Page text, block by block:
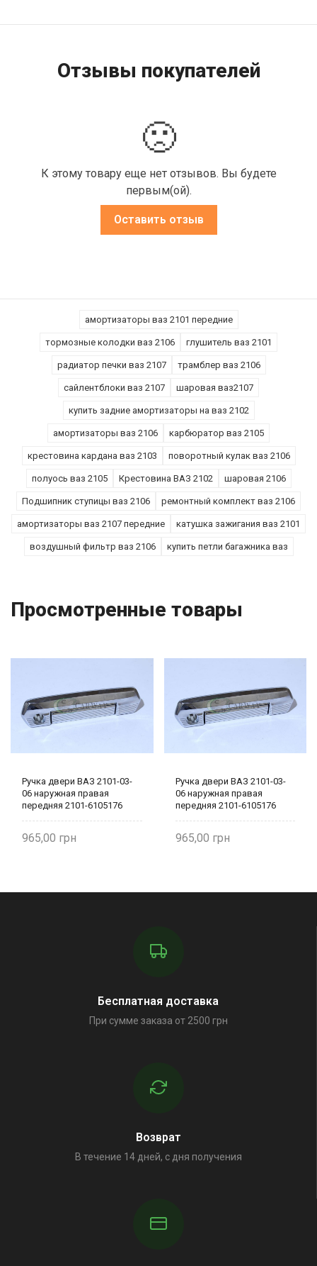
Отзывы покупателей
🙁
К этому товару еще нет отзывов. Вы будете
первым(ой).
Оставить отзыв
амортизаторы ваз 2101 передние
тормозные колодки ваз 2106 глушитель ваз 2101
радиатор печки ваз 2107 трамблер ваз 2106
сайлентблоки ваз 2107 шаровая ваз2107
купить задние амортизаторы на ваз 2102
амортизаторы ваз 2106 карбюратор ваз 2105
крестовина кардана ваз 2103 поворотный кулак ваз 2106
полуось ваз 2105 Крестовина ВАЗ 2102 шаровая 2106
Подшипник ступицы ваз 2106 ремонтный комплект ваз 2106
амортизаторы ваз 2107 передние катушка зажигания ваз 2101
воздушный фильтр ваз 2106 купить петли багажника ваз
Просмотренные товары
Ручка двери ВАЗ 2101-03-
06 наружная правая
передняя 2101-6105176
965,00
Ручка двери ВАЗ 2101-03-
06 наружная правая
передняя 2101-6105176
965,00
Бесплатная доставка
При сумме заказа от 2500 грн
Возврат
В течение 14 дней, с дня получения